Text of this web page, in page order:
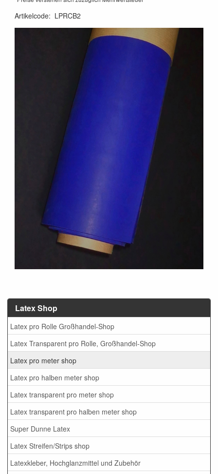
Latex Shop
Latex pro Rolle Großhandel-Shop
Latex Transparent pro Rolle, Großhandel-Shop
Latex pro meter shop
Latex pro halben meter shop
Latex transparent pro meter shop
Latex transparent pro halben meter shop
Super Dunne Latex
Latex Streifen/Strips shop
Latexkleber, Hochglanzmittel und Zubehör
Artikelcode: LPRCB2